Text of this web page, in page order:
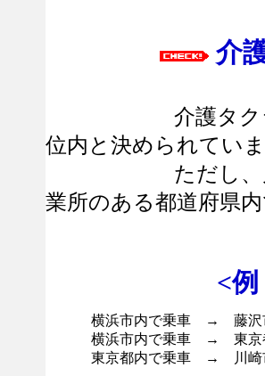
介
介護タク
位内と決められてい
ただし、片足主
業所のある都道府県
<
横浜市内で乗車 →
藤沢
横浜市内で乗車
→
東京
東京都内で乗車
→ 川崎